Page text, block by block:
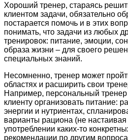
Хороший тренер, стараясь
клиентом задачи, обязательно
постарается помочь и в этих
понимать, что задачи из любых
тренировок: питание, эмоции,
образа жизни – для своего
специальных знаний.
Несомненно, тренер может
областях и расширить свои
Например, персональный
клиенту организовать питание:
энергии и нутриентах,
варианты рациона (не
употреблении каких-то
рекомендации по другим